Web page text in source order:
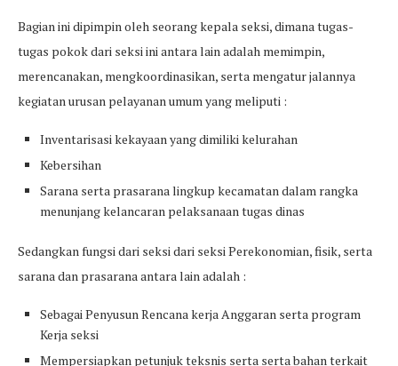
Bagian ini dipimpin oleh seorang kepala seksi, dimana tugas-
tugas pokok dari seksi ini antara lain adalah memimpin,
merencanakan, mengkoordinasikan, serta mengatur jalannya
kegiatan urusan pelayanan umum yang meliputi :
Inventarisasi kekayaan yang dimiliki kelurahan
Kebersihan
Sarana serta prasarana lingkup kecamatan dalam rangka
menunjang kelancaran pelaksanaan tugas dinas
Sedangkan fungsi dari seksi dari seksi Perekonomian, fisik, serta
sarana dan prasarana antara lain adalah :
Sebagai Penyusun Rencana kerja Anggaran serta program
Kerja seksi
Mempersiapkan petunjuk teksnis serta serta bahan terkait